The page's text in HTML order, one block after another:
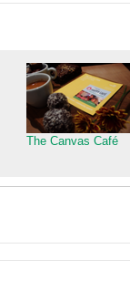
The Canvas Café